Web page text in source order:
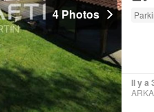
4 Photos
Il y a